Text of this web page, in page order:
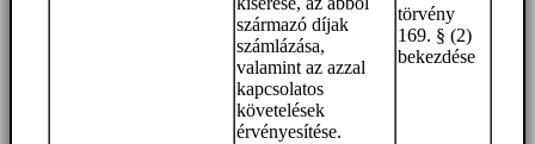
származó díjak
számlázása,
valamint az azzal
kapcsolatos
követelések
érvényesítése.
törvény
169. § (2)
bekezdése